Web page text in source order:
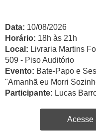
Data: 10/08/2026
Horário: 18h às 21h
Local: Livraria Martins
509 - Piso Auditório
Evento: Bate-Papo e
"Amanhã eu Morri
Participante: Lucas
Acesse